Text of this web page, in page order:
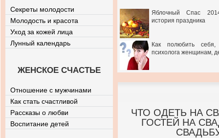
Яблочный Спас
история праздника
Как полюбить себя,
психолога женщинам,
ЧТО ОДЕТЬ НА
ГОСТЕЙ НА
Секреты молодости
Молодость и красота
Уход за кожей лица
Лунный календарь
ЖЕНСКОЕ СЧАСТЬЕ
Отношение с мужчинами
Как стать счастливой
Рассказы о любви
Воспитание детей